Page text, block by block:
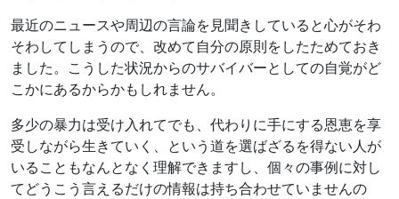
最近のニュースや周辺の言論を見聞きしていると心がそわ
そわしてしまうので、改めて自分の原則をしたためておき
ました。こうした状況からのサバイバーとしての自覚がど
こかにあるからかもしれません。
多少の暴力は受け入れてでも、代わりに手にする恩恵を享
受しながら生きていく、という道を選ばざるを得ない人が
いることもなんとなく理解できますし、個々の事例に対し
てどうこう言えるだけの情報は持ち合わせていませんの